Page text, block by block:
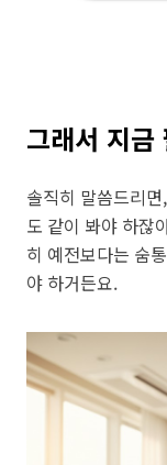
그래서 지금
솔직히 말씀드리
도 같이 봐야 하잖
히 예전보다는 숨
야 하거든요.